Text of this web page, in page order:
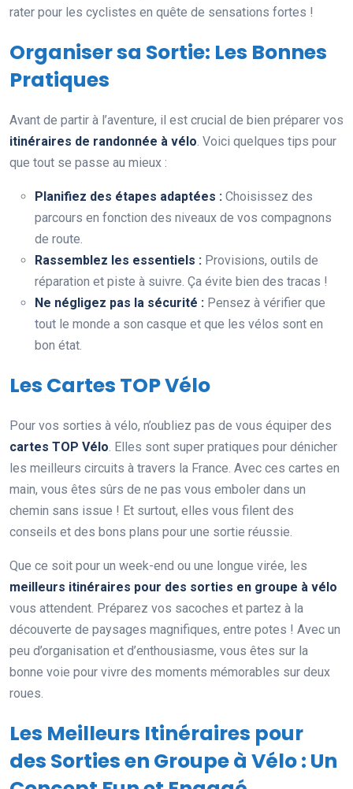
rater pour les cyclistes en quête de sensations fortes !
Organiser sa Sortie: Les Bonnes
Pratiques
Avant de partir à l’aventure, il est crucial de bien préparer vos
itinéraires de randonnée à vélo. Voici quelques tips pour
que tout se passe au mieux :
Planifiez des étapes adaptées : Choisissez des
parcours en fonction des niveaux de vos compagnons
de route.
Rassemblez les essentiels : Provisions, outils de
réparation et piste à suivre. Ça évite bien des tracas !
Ne négligez pas la sécurité : Pensez à vérifier que
tout le monde a son casque et que les vélos sont en
bon état.
Les Cartes TOP Vélo
Pour vos sorties à vélo, n’oubliez pas de vous équiper des
cartes TOP Vélo. Elles sont super pratiques pour dénicher
les meilleurs circuits à travers la France. Avec ces cartes en
main, vous êtes sûrs de ne pas vous emboler dans un
chemin sans issue ! Et surtout, elles vous filent des
conseils et des bons plans pour une sortie réussie.
Que ce soit pour un week-end ou une longue virée, les
meilleurs itinéraires pour des sorties en groupe à vélo
vous attendent. Préparez vos sacoches et partez à la
découverte de paysages magnifiques, entre potes ! Avec un
peu d’organisation et d’enthousiasme, vous êtes sur la
bonne voie pour vivre des moments mémorables sur deux
roues.
Les Meilleurs Itinéraires pour
des Sorties en Groupe à Vélo : Un